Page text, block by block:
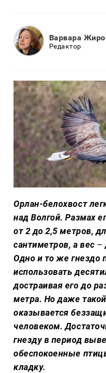
Варвара
Редактор
Орлан-белохвост
над Волгой. Размах
от 2 до 2,5 метров,
сантиметров, а вес –
Одно и то же гнездо
использовать
достраивая его до
метра. Но даже
оказывается
человеком.
гнезду в период
обеспокоенные
кладку.